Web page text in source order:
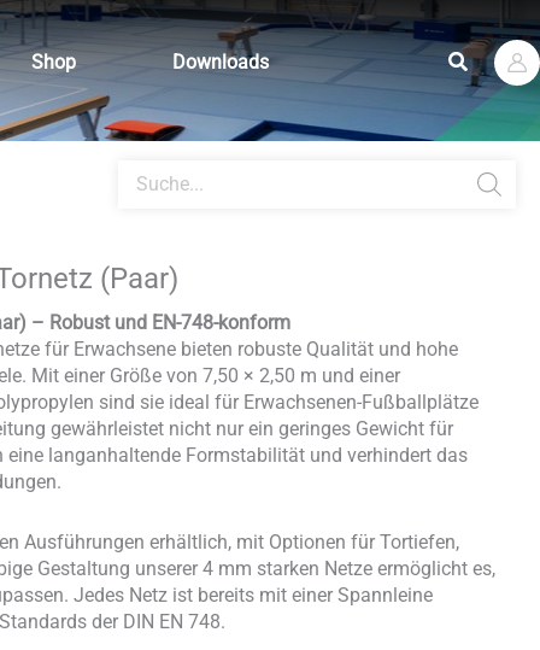
Shop Downloads Suchen
search
(Paar)
– Robust und EN-748-konform
für Erwachsene bieten robuste Qualität und hohe
Mit einer Größe von 7,50 × 2,50 m und einer
sind sie ideal für Erwachsenen-Fußballplätze
gewährleistet nicht nur ein geringes Gewicht für
langanhaltende Formstabilität und verhindert das
Ausführungen erhältlich, mit Optionen für Tortiefen,
Gestaltung unserer 4 mm starken Netze ermöglicht es,
Jedes Netz ist bereits mit einer Spannleine
der DIN EN 748.